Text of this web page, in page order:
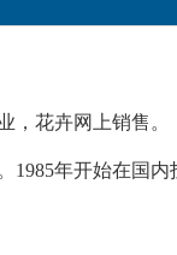
，花卉网上销售。
1985年开始在国